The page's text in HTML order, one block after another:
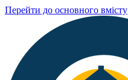
Перейти до основного вмісту